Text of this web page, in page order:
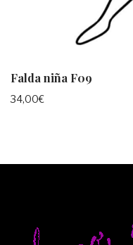
Falda niña F09
34,00€